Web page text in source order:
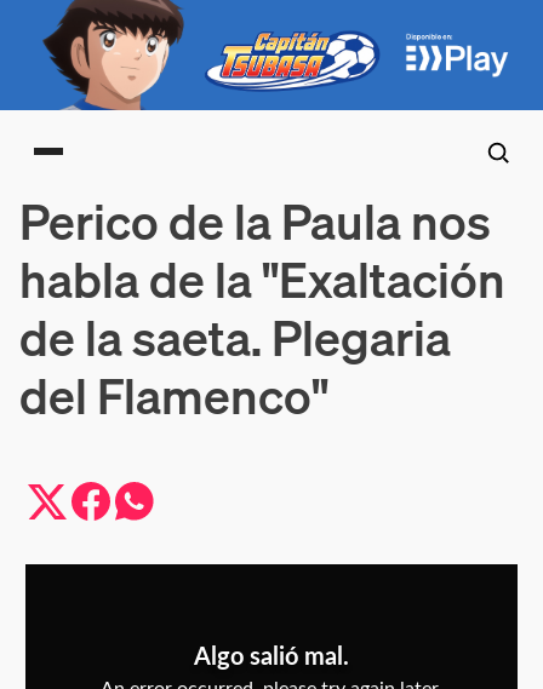
Main menu
Perico de la Paula nos
habla de la "Exaltación
de la saeta. Plegaria
del Flamenco"